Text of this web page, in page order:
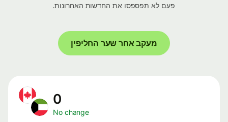
פעם לא תפספסו את החדשות האחרונות.
מעקב אחר שער החליפין
No change